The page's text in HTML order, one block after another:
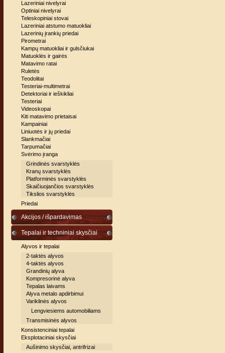
Lazeriniai nivelyrai
Optiniai nivelyrai
Teleskopiniai stovai
Lazeriniai atstumo matuokliai
Lazerinių įrankių priedai
Pirometrai
Kampų matuokliai ir gulsčiukai
Matuoklės ir gairės
Matavimo ratai
Ruletės
Teodolitai
Testeriai-multimetrai
Detektoriai ir ieškikliai
Testeriai
Videoskopai
Kiti matavimo prietaisai
Kampainiai
Liniuotės ir jų priedai
Slankmačiai
Tarpumačiai
Svėrimo įranga
Grindinės svarstyklės
Kranų svarstyklės
Platforminės svarstyklės
Skaičiuojančios svarstyklės
Tikslios svarstyklės
Priedai
Akcijos / išpardavimas
Tepalai ir techniniai skysčiai
Alyvos ir tepalai
2-taktės alyvos
4-taktės alyvos
Grandinių alyva
Kompresorinė alyva
Tepalas laivams
Alyva metalo apdirbimui
Variklinės alyvos
Lengviesiems automobiliams
Transmisinės alyvos
Konsistenciniai tepalai
Eksplotaciniai skysčiai
Aušinimo skysčiai, antrifrizai